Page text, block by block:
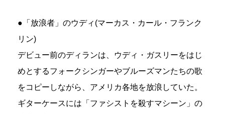
●「放浪者」のウディ(マーカス・カール・フランク
リン)
デビュー前のディランは、ウディ・ガスリーをはじ
めとするフォークシンガーやブルーズマンたちの歌
をコピーしながら、アメリカ各地を放浪していた。
ギターケースには「ファシストを殺すマシーン」の